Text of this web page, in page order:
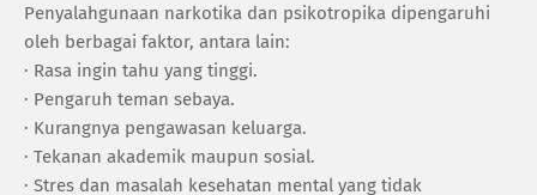
‎Penyalahgunaan narkotika dan psikotropika dipengaruhi
oleh berbagai faktor, antara lain:
· ‎Rasa ingin tahu yang tinggi.
· ‎Pengaruh teman sebaya.
· ‎Kurangnya pengawasan keluarga.
· ‎Tekanan akademik maupun sosial.
· ‎Stres dan masalah kesehatan mental yang tidak